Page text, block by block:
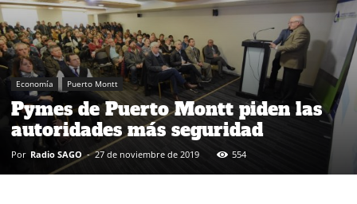
Economía Puerto Montt
Pymes de Puerto Montt piden las
autoridades más seguridad
Por Radio SAGO - 27 de noviembre de 2019 554